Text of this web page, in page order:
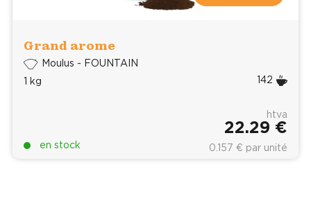
Grand arome
Moulus - FOUNTAIN
1 kg
142
en stock
htva
22.29 €
0.157 € par unité